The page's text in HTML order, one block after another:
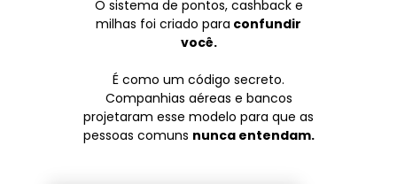
O sistema de pontos, cashback e
milhas foi criado para confundir
você.
É como um código secreto.
Companhias aéreas e bancos
projetaram esse modelo para que as
pessoas comuns nunca entendam.